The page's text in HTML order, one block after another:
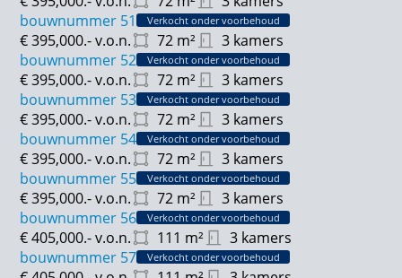
bouwnummer 51
Verkocht onder voorbehoud
72 m² 3 kamers
€ 395,000.-v.o.n.
bouwnummer 52
Verkocht onder voorbehoud
72 m² 3 kamers
€ 395,000.-v.o.n.
bouwnummer 53
Verkocht onder voorbehoud
72 m² 3 kamers
€ 395,000.-v.o.n.
bouwnummer 54
Verkocht onder voorbehoud
72 m² 3 kamers
€ 395,000.-v.o.n.
bouwnummer 55
Verkocht onder voorbehoud
72 m² 3 kamers
€ 395,000.-v.o.n.
bouwnummer 56
Verkocht onder voorbehoud
111 m² 3 kamers
€ 405,000.-v.o.n.
bouwnummer 57
Verkocht onder voorbehoud